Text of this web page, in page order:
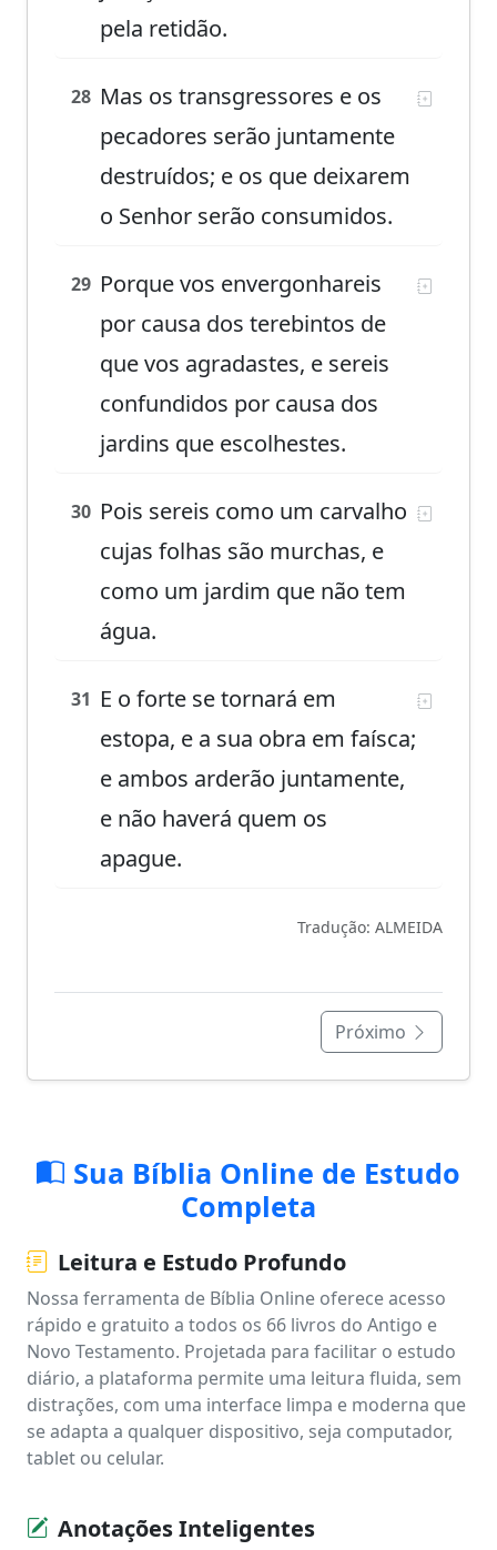
pela retidão.
28 Mas os transgressores e os
pecadores serão juntamente
destruídos; e os que deixarem
o Senhor serão consumidos.
29 Porque vos envergonhareis
por causa dos terebintos de
que vos agradastes, e sereis
confundidos por causa dos
jardins que escolhestes.
30 Pois sereis como um carvalho
cujas folhas são murchas, e
como um jardim que não tem
água.
31 E o forte se tornará em
estopa, e a sua obra em faísca;
e ambos arderão juntamente,
e não haverá quem os
apague.
Tradução: ALMEIDA
Próximo
Sua Bíblia Online de Estudo
Completa
Leitura e Estudo Profundo
Nossa ferramenta de Bíblia Online oferece acesso
rápido e gratuito a todos os 66 livros do Antigo e
Novo Testamento. Projetada para facilitar o estudo
diário, a plataforma permite uma leitura fluida, sem
distrações, com uma interface limpa e moderna que
se adapta a qualquer dispositivo, seja computador,
tablet ou celular.
Anotações Inteligentes